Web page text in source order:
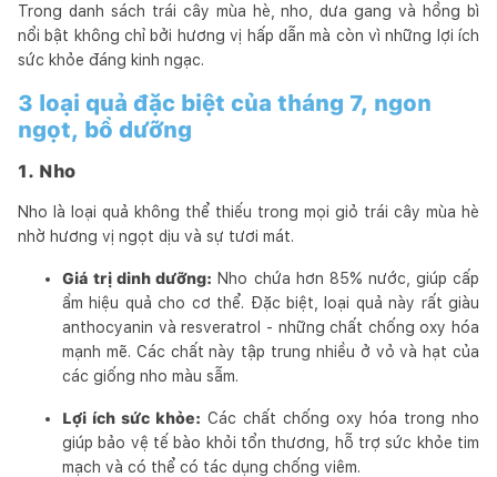
Trong danh sách trái cây mùa hè, nho, dưa gang và hồng bì
nổi bật không chỉ bởi hương vị hấp dẫn mà còn vì những lợi ích
sức khỏe đáng kinh ngạc.
3 loại quả đặc biệt của tháng 7, ngon
ngọt, bổ dưỡng
1. Nho
Nho là loại quả không thể thiếu trong mọi giỏ trái cây mùa hè
nhờ hương vị ngọt dịu và sự tươi mát.
Giá trị dinh dưỡng: Nho chứa hơn 85% nước, giúp cấp
ẩm hiệu quả cho cơ thể. Đặc biệt, loại quả này rất giàu
anthocyanin và resveratrol - những chất chống oxy hóa
mạnh mẽ. Các chất này tập trung nhiều ở vỏ và hạt của
các giống nho màu sẫm.
Lợi ích sức khỏe: Các chất chống oxy hóa trong nho
giúp bảo vệ tế bào khỏi tổn thương, hỗ trợ sức khỏe tim
mạch và có thể có tác dụng chống viêm.